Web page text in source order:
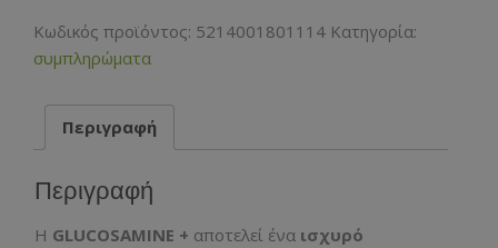
Κωδικός προϊόντος: 5214001801114 Κατηγορία:
συμπληρώματα
Περιγραφή
Περιγραφή
Η GLUCOSAMINE + αποτελεί ένα ισχυρό